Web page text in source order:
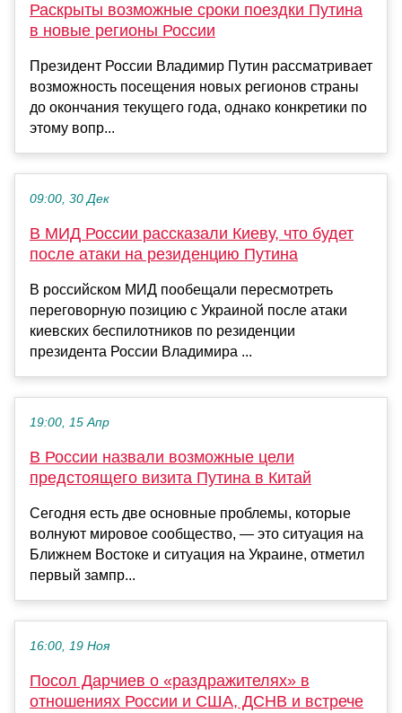
Раскрыты возможные сроки поездки Путина
в новые регионы России
Президент России Владимир Путин рассматривает
возможность посещения новых регионов страны
до окончания текущего года, однако конкретики по
этому вопр...
09:00, 30 Дек
В МИД России рассказали Киеву, что будет
после атаки на резиденцию Путина
В российском МИД пообещали пересмотреть
переговорную позицию с Украиной после атаки
киевских беспилотников по резиденции
президента России Владимира ...
19:00, 15 Апр
В России назвали возможные цели
предстоящего визита Путина в Китай
Сегодня есть две основные проблемы, которые
волнуют мировое сообщество, — это ситуация на
Ближнем Востоке и ситуация на Украине, отметил
первый зампр...
16:00, 19 Ноя
Посол Дарчиев о «раздражителях» в
отношениях России и США, ДСНВ и встрече